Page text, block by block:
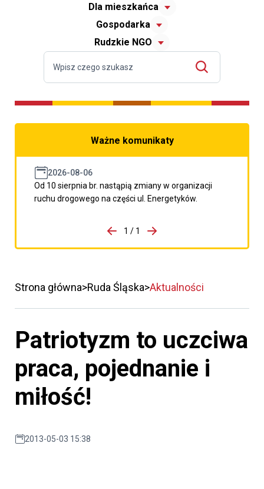
Dla mieszkańca
Gospodarka
Rudzkie NGO
Ważne komunikaty
2026-08-06
Od 10 sierpnia br. nastąpią zmiany w organizacji
ruchu drogowego na części ul. Energetyków.
porzpedniego komunikatu
1 / 1
Przejdź do następnego
Strona główna Ruda Śląska Aktualności
Patriotyzm to uczciwa
praca, pojednanie i
miłość!
2013-05-03 15:38